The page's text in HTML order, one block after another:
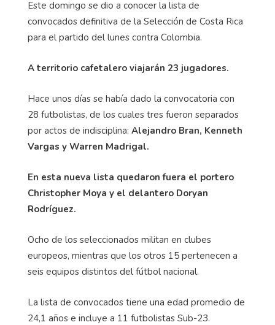
Este domingo se dio a conocer la lista de
convocados definitiva de la Selección de Costa Rica
para el partido del lunes contra Colombia.
A territorio cafetalero viajarán 23 jugadores.
Hace unos días se había dado la convocatoria con
28 futbolistas, de los cuales tres fueron separados
por actos de indisciplina: Alejandro Bran, Kenneth
Vargas y Warren Madrigal.
En esta nueva lista quedaron fuera el portero
Christopher Moya y el delantero Doryan
Rodríguez.
Ocho de los seleccionados militan en clubes
europeos, mientras que los otros 15 pertenecen a
seis equipos distintos del fútbol nacional.
La lista de convocados tiene una edad promedio de
24,1 años e incluye a 11 futbolistas Sub-23.